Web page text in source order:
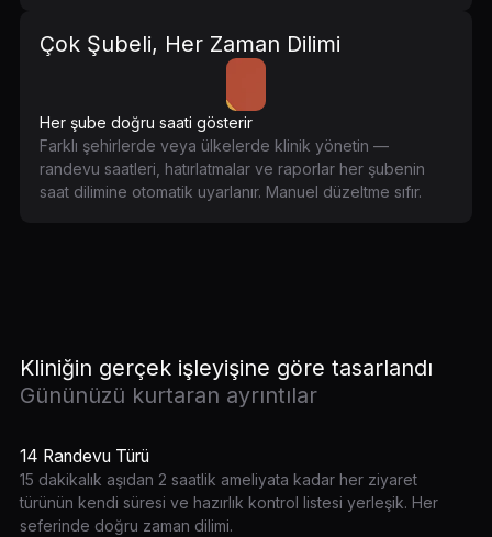
Çok Şubeli, Her Zaman Dilimi
Her şube doğru saati gösterir
Farklı şehirlerde veya ülkelerde klinik yönetin —
randevu saatleri, hatırlatmalar ve raporlar her şubenin
saat dilimine otomatik uyarlanır. Manuel düzeltme sıfır.
Kliniğin gerçek işleyişine göre tasarlandı
Gününüzü kurtaran ayrıntılar
14 Randevu Türü
15 dakikalık aşıdan 2 saatlik ameliyata kadar her ziyaret
türünün kendi süresi ve hazırlık kontrol listesi yerleşik. Her
seferinde doğru zaman dilimi.